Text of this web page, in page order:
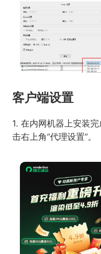
客户端设置
1. 在内网机器上安装
击右上角“代理设置”。